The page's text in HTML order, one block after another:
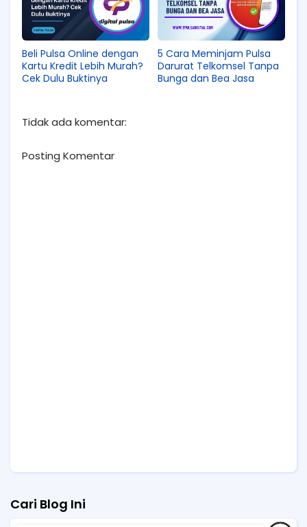
Beli Pulsa Online dengan
Kartu Kredit Lebih Murah?
Cek Dulu Buktinya
5 Cara Meminjam Pulsa
Darurat Telkomsel Tanpa
Bunga dan Bea Jasa
Tidak ada komentar:
Posting Komentar
Cari Blog Ini